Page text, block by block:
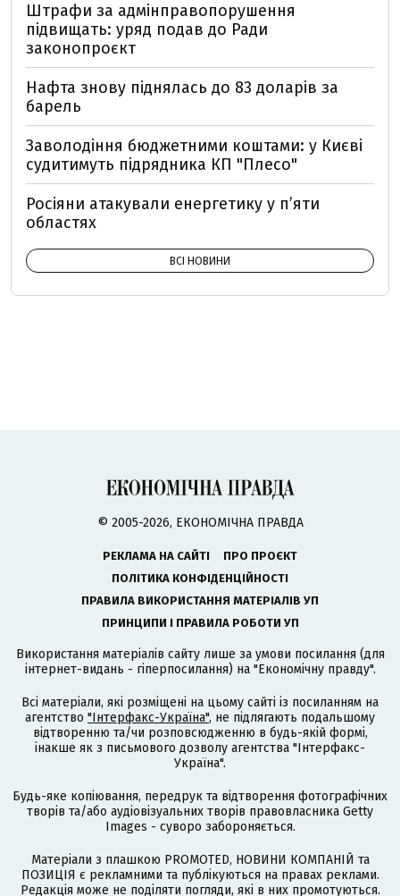
Штрафи за адмінправопорушення
підвищать: уряд подав до Ради
законопроєкт
Нафта знову піднялась до 83 доларів за
барель
Заволодіння бюджетними коштами: у Києві
судитимуть підрядника КП "Плесо"
Росіяни атакували енергетику у пʼяти
областях
ВСІ НОВИНИ
© 2005-2026, ЕКОНОМІЧНА ПРАВДА
РЕКЛАМА НА САЙТІ
ПРО ПРОЄКТ
ПОЛІТИКА КОНФІДЕНЦІЙНОСТІ
ПРАВИЛА ВИКОРИСТАННЯ МАТЕРІАЛІВ УП
ПРИНЦИПИ І ПРАВИЛА РОБОТИ УП
Використання матеріалів сайту лише за умови посилання (для
інтернет-видань - гіперпосилання) на "Економічну правду".
Всі матеріали, які розміщені на цьому сайті із посиланням на
агентство "Інтерфакс-Україна", не підлягають подальшому
відтворенню та/чи розповсюдженню в будь-якій формі,
інакше як з письмового дозволу агентства "Інтерфакс-
Україна".
Будь-яке копіювання, передрук та відтворення фотографічних
творів та/або аудіовізуальних творів правовласника Getty
Images - суворо забороняється.
Матеріали з плашкою PROMOTED, НОВИНИ КОМПАНІЙ та
ПОЗИЦІЯ є рекламними та публікуються на правах реклами.
Редакція може не поділяти погляди, які в них промотуються.